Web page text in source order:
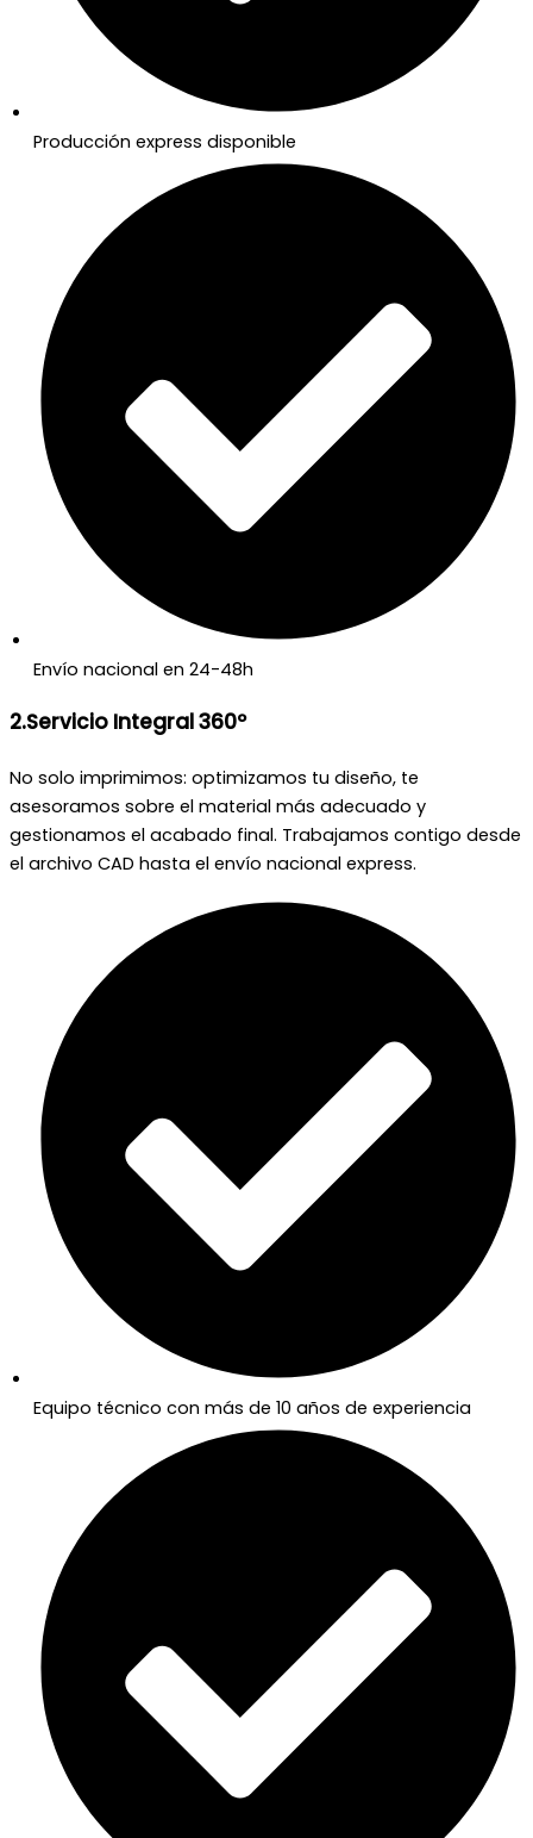
Producción express disponible
Envío nacional en 24-48h
2.Servicio Integral 360º
No solo imprimimos: optimizamos tu diseño, te
asesoramos sobre el material más adecuado y
gestionamos el acabado final. Trabajamos contigo desde
el archivo CAD hasta el envío nacional express.
Equipo técnico con más de 10 años de experiencia